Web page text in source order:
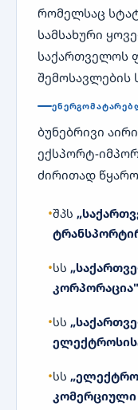
რომელსაც
სამსახური
საქართველოს
შემოსავლების
ბუნებრივი
ექსპორტ-
ძირითად
შპს
სს
კორპორაცია"
სს
სს